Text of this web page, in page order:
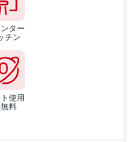
ター
チン
使用
料